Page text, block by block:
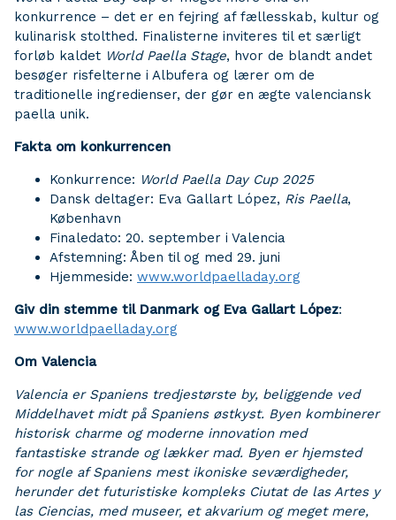
konkurrence – det er en fejring af fællesskab, kultur og
kulinarisk stolthed. Finalisterne inviteres til et særligt
forløb kaldet World Paella Stage, hvor de blandt andet
besøger risfelterne i Albufera og lærer om de
traditionelle ingredienser, der gør en ægte valenciansk
paella unik.
Fakta om konkurrencen
Konkurrence: World Paella Day Cup 2025
Dansk deltager: Eva Gallart López, Ris Paella,
København
Finaledato: 20. september i Valencia
Afstemning: Åben til og med 29. juni
Hjemmeside: www.worldpaelladay.org
Giv din stemme til Danmark og Eva Gallart López:
www.worldpaelladay.org
Om Valencia
Valencia er Spaniens tredjestørste by, beliggende ved
Middelhavet midt på Spaniens østkyst. Byen kombinerer
historisk charme og moderne innovation med
fantastiske strande og lækker mad. Byen er hjemsted
for nogle af Spaniens mest ikoniske seværdigheder,
herunder det futuristiske kompleks Ciutat de las Artes y
las Ciencias, med museer, et akvarium og meget mere,